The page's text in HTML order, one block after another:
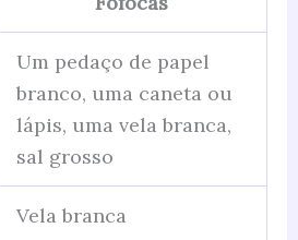
Um pedaço de papel
branco, uma caneta ou
lápis, uma vela branca,
sal grosso
Vela branca